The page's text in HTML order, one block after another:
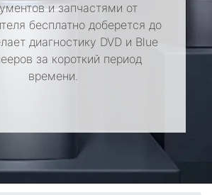
и запчастями от
бесплатно доберется до
диагностику DVD и Blue
за короткий период
времени.